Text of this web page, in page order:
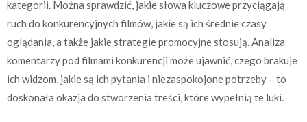
kategorii. Można sprawdzić, jakie słowa kluczowe przyciągają
ruch do konkurencyjnych filmów, jakie są ich średnie czasy
oglądania, a także jakie strategie promocyjne stosują. Analiza
komentarzy pod filmami konkurencji może ujawnić, czego brakuje
ich widzom, jakie są ich pytania i niezaspokojone potrzeby – to
doskonała okazja do stworzenia treści, które wypełnią te luki.